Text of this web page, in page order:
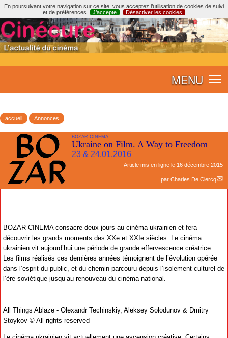
En poursuivant votre navigation sur ce site, vous acceptez l’utilisation de cookies de suivi
et de préférences
J’accepte Désactiver les cookies
MENU
accueil Annonces
BOZAR CINEMA
Ukraine on Film. A Way to Freedom
23 & 24.01.2016
Article mis en ligne le 16 décembre 2015
par Charles De Clercq
BOZAR CINEMA consacre deux jours au cinéma ukrainien et fera
découvrir les grands moments des XXe et XXIe siècles. Le cinéma
ukrainien vit aujourd’hui une période de grande effervescence créatrice.
Les films réalisés ces dernières années témoignent de l’évolution opérée
dans l’esprit du public, et du chemin parcouru depuis l’isolement culturel de
l’ère soviétique jusqu’au renouveau du cinéma national.
All Things Ablaze - Olexandr Techinskiy, Aleksey Solodunov & Dmitry
Stoykov © All rights reserved